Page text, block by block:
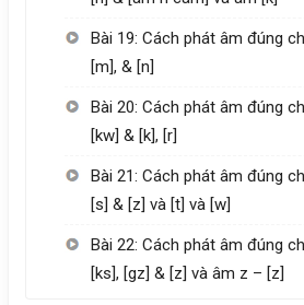
Bài 19: Cách phát âm đúng
[m], & [n]
Bài 20: Cách phát âm đúng
[kw] & [k], [r]
Bài 21: Cách phát âm đúng
[s] & [z] và [t] và [w]
Bài 22: Cách phát âm đúng
[ks], [gz] & [z] và âm z – [z]